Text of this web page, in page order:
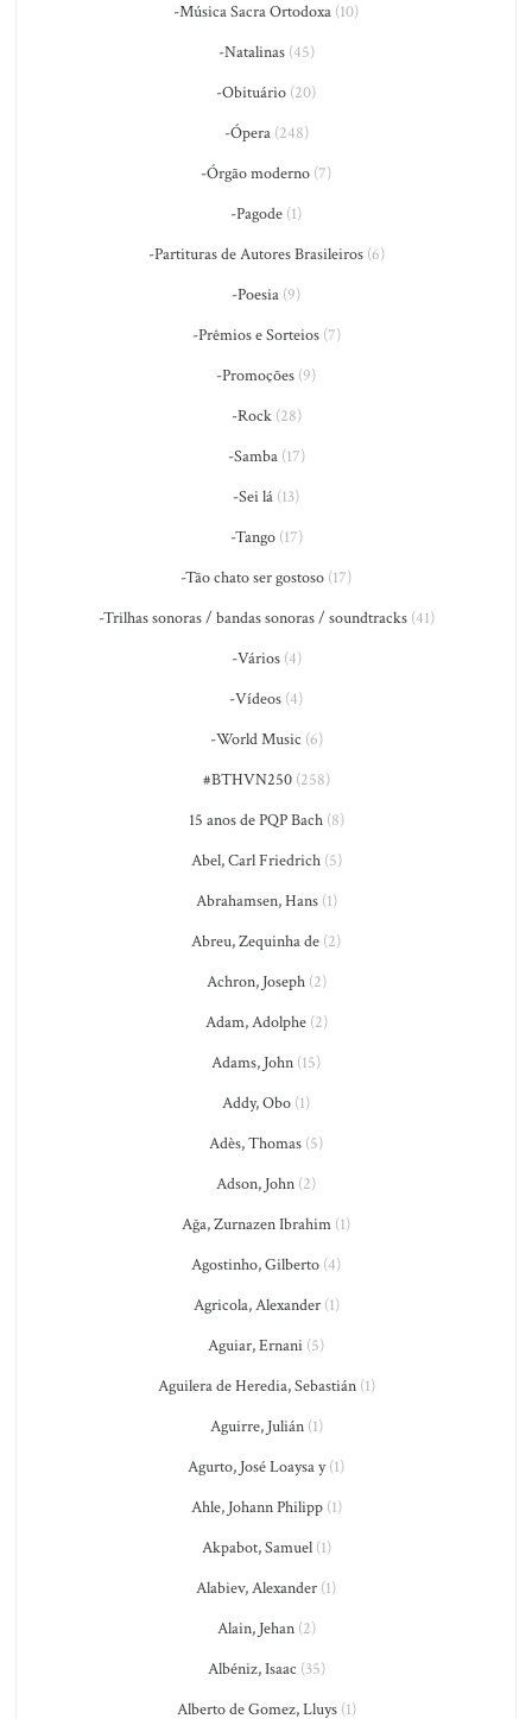
-Música Sacra Ortodoxa (10)
-Natalinas(45)
-Obituário (20)
-Ópera(248)
-Órgão moderno (7)
-Pagode (1)
-Partituras de Autores Brasileiros(6)
-Poesia (9)
-Prêmios e Sorteios(7)
-Promoções (9)
-Rock(28)
-Samba(17)
-Sei lá (13)
-Tango(17)
-Tão chato ser gostoso (17)
-Trilhas sonoras / bandas sonoras / soundtracks(41)
-Vários(4)
-Vídeos (4)
-World Music (6)
#BTHVN250(258)
15 anos de PQP Bach(8)
Abel, Carl Friedrich(5)
Abrahamsen, Hans(1)
Abreu, Zequinha de (2)
Achron, Joseph(2)
Adam, Adolphe(2)
Adams, John (15)
Addy, Obo (1)
Adès, Thomas (5)
Adson, John (2)
Ağa, Zurnazen Ibrahim (1)
Agostinho, Gilberto (4)
Agricola, Alexander(1)
Aguiar, Ernani (5)
Aguilera de Heredia, Sebastián(1)
Aguirre, Julián(1)
Agurto, José Loaysa y(1)
Ahle, Johann Philipp(1)
Akpabot, Samuel(1)
Alabiev, Alexander (1)
Alain, Jehan(2)
Albéniz, Isaac (35)
Alberto de Gomez, Lluys(1)